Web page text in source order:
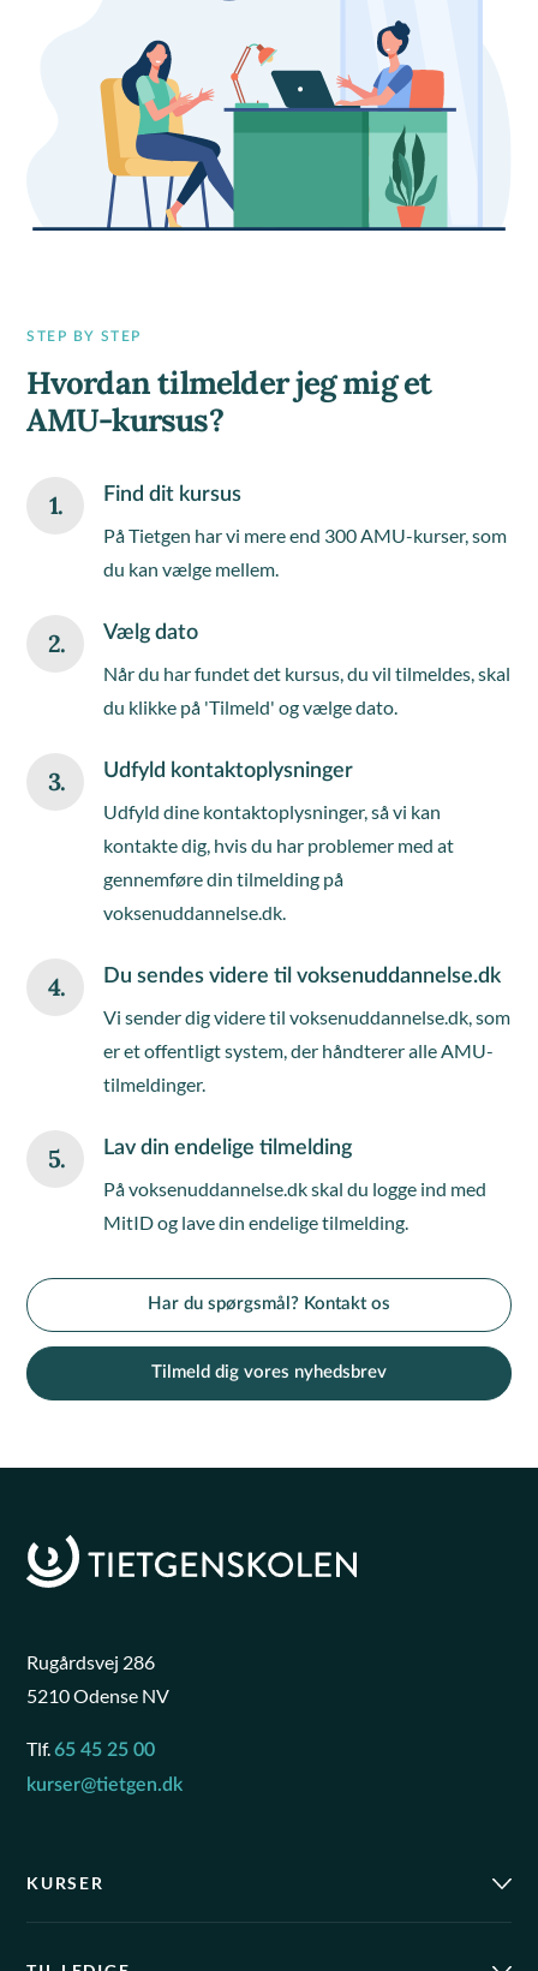
STEP BY STEP
Hvordan tilmelder jeg mig et
AMU-kursus?
1. Find dit kursus
På Tietgen har vi mere end 300 AMU-kurser, som
du kan vælge mellem.
2. Vælg dato
Når du har fundet det kursus, du vil tilmeldes, skal
du klikke på 'Tilmeld' og vælge dato.
3. Udfyld kontaktoplysninger
Udfyld dine kontaktoplysninger, så vi kan
kontakte dig, hvis du har problemer med at
gennemføre din tilmelding på
voksenuddannelse.dk.
4. Du sendes videre til voksenuddannelse.dk
Vi sender dig videre til voksenuddannelse.dk, som
er et offentligt system, der håndterer alle AMU-
tilmeldinger.
5. Lav din endelige tilmelding
På voksenuddannelse.dk skal du logge ind med
MitID og lave din endelige tilmelding.
Har du spørgsmål? Kontakt os
Tilmeld dig vores nyhedsbrev
Rugårdsvej 286
5210 Odense NV
Tlf.65 45 25 00
kurser@tietgen.dk
KURSER